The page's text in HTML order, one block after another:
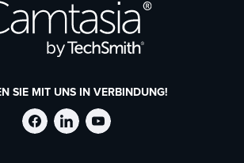
SIE MIT UNS IN VERBINDUNG!
TechSmith
TechSmith
TechSmith